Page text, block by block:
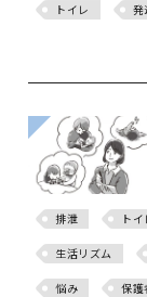
トイレ 発
排泄 トイ
生活リズム
悩み 保護